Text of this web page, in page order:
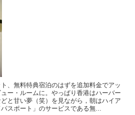
、無料特典宿泊のはずを追加料金でアッ
ー・ルームに。やっぱり香港はハーバー
と甘い夢（笑）を見ながら，朝はハイア
スポート」のサービスである無...